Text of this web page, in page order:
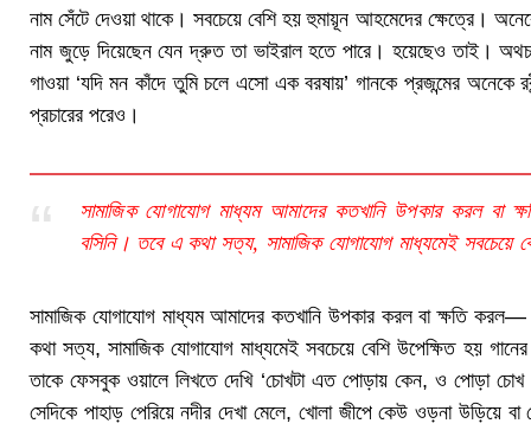
নাম সেঁটে দেওয়া থাকে। সবচেয়ে বেশি হয় হুমায়ূন আহমেদের ক্ষেত্রে।
নাম জুড়ে দিয়েছেন যেন দ্রুত তা ভাইরাল হতে পারে। হয়েছেও তাই।
গাওয়া ‘যদি মন কাঁদে তুমি চলে এসো এক বরষায়’ গানকে প্রজন্মের অনেকে
প্রচারের পরেও।
সামাজিক যোগাযোগ মাধ্যম আমাদের কতখানি উপকার করল বা
বসিনি। তবে এ কথা সত্য, সামাজিক যোগাযোগ মাধ্যমেই সবচেয়ে
সামাজিক যোগাযোগ মাধ্যম আমাদের কতখানি উপকার করল বা ক্ষতি
কথা সত্য, সামাজিক যোগাযোগ মাধ্যমেই সবচেয়ে বেশি উপেক্ষিত হয়
তাকে ফেসবুক ওয়ালে লিখতে দেখি ‘চোখটা এত পোড়ায় কেন, ও পোড়া চোখ
সেদিকে পাহাড় পেরিয়ে নদীর দেখা মেলে, খোলা জীপে কেউ ওড়না উড়িয়ে